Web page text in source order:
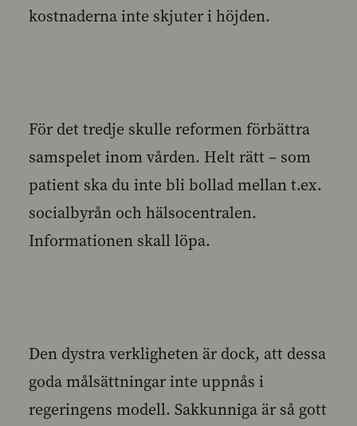
kostnaderna inte skjuter i höjden.
För det tredje skulle reformen förbättra
samspelet inom vården. Helt rätt – som
patient ska du inte bli bollad mellan t.ex.
socialbyrån och hälsocentralen.
Informationen skall löpa.
Den dystra verkligheten är dock, att dessa
goda målsättningar inte uppnås i
regeringens modell. Sakkunniga är så gott